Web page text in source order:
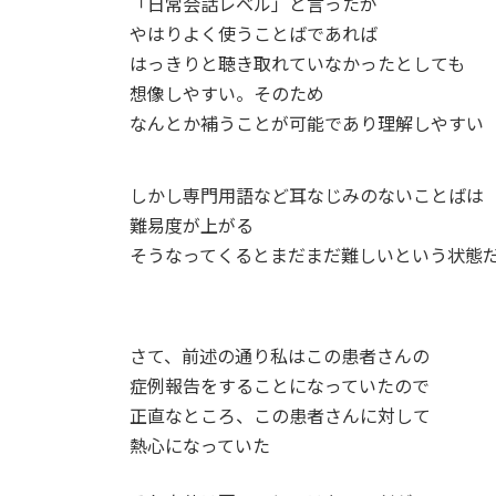
やはりよく使うことばであれば
はっきりと聴き取れていなかったとしても
想像しやすい。そのため
なんとか補うことが可能であり理解しやすい
しかし専門用語など耳なじみのないことばは
難易度が上がる
そうなってくるとまだまだ難しいという状態
さて、前述の通り私はこの患者さんの
症例報告をすることになっていたので
正直なところ、この患者さんに対して
熱心になっていた